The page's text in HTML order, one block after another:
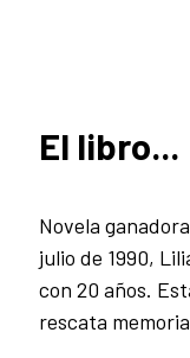
El libro...
Novela
julio de 1990,
con 20 años.
rescata